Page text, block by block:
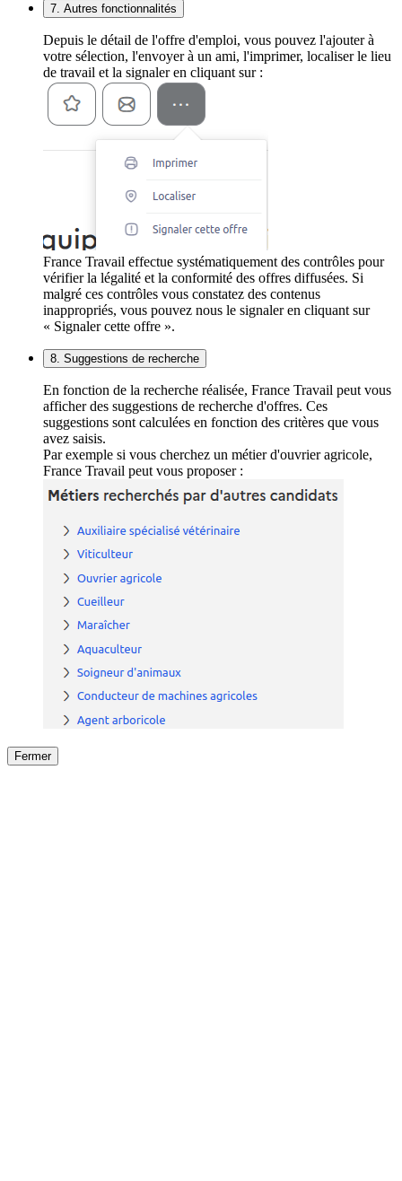
7. Autres fonctionnalités
Depuis le détail de l'offre d'emploi, vous pouvez l'ajouter à
votre sélection, l'envoyer à un ami, l'imprimer, localiser le lieu
de travail et la signaler en cliquant sur :
France Travail effectue systématiquement des contrôles pour
vérifier la légalité et la conformité des offres diffusées. Si
malgré ces contrôles vous constatez des contenus
inappropriés, vous pouvez nous le signaler en cliquant sur
« Signaler cette offre ».
8. Suggestions de recherche
En fonction de la recherche réalisée, France Travail peut vous
afficher des suggestions de recherche d'offres. Ces
suggestions sont calculées en fonction des critères que vous
avez saisis.
Par exemple si vous cherchez un métier d'ouvrier agricole,
France Travail peut vous proposer :
Fermer